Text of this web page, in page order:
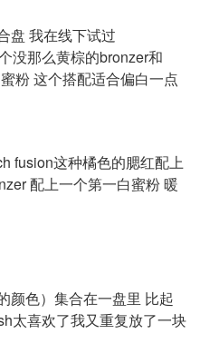
盘 我在线下试过
没那么黄棕的bronzer和
粉 这个搭配适合偏白一点
fusion这种橘色的腮红配上
配上一个第一白蜜粉 暖
颜色）集合在一盘里 比起
太喜欢了我又重复放了一块